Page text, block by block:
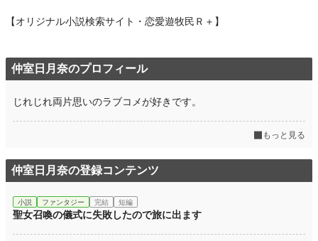
月間ポイント 84 pt (68,929 位)
累計ポイント 16,867 pt (77,017 位)
【オリジナル小説検索サイト・恋愛遊牧民Ｒ＋】
仲室日月奈のプロフィール
じれじれ両片思いのラブコメが好きです。
もっと見る
仲室日月奈の登録コンテンツ
小説 ファンタジー 完結 短編
聖女召喚の儀式に失敗したので旅に出ます